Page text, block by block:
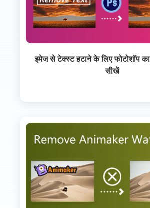
इमेज से टेक्स्ट हटाने के लिए फोटोशॉप
सीखें